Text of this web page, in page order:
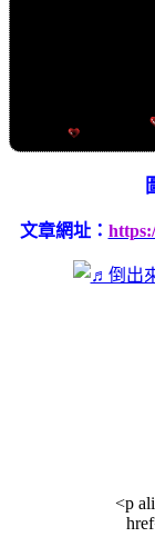
文章網址：
<p